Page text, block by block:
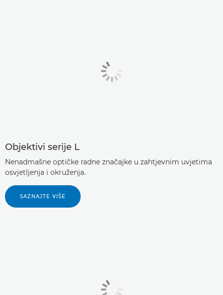
Objektivi serije L
Nenadmašne optičke radne značajke u zahtjevnim uvjetima
osvjetljenja i okruženja.
SAZNAJTE VIŠE